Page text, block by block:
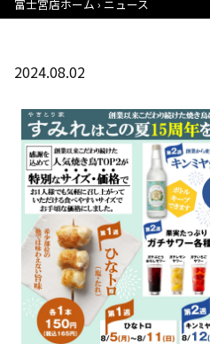
富士宮店ホーム ニュース
2024.08.02